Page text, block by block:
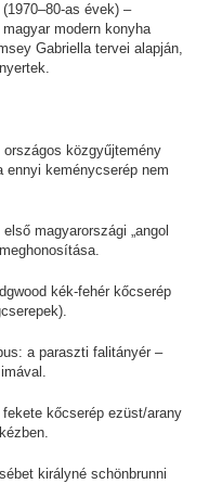
as évek) –
modern konyha
Gabriella tervei alapján,
közgyűjtemény
ennyi keménycserép nem
magyarországi „angol
kék-fehér kőcserép
a paraszti falitányér –
kőcserép ezüst/arany
királyné schönbrunni